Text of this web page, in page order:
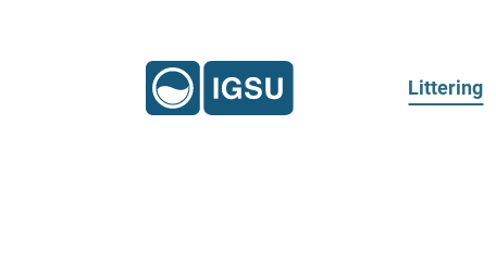
Littering